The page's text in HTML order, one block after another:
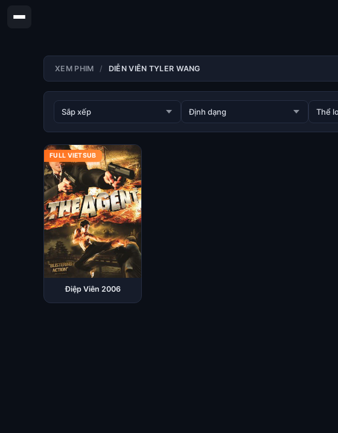
XEM PHIM DIỄN VIÊN TYLER WANG
FULL VIETSUB
Điệp Viên 2006